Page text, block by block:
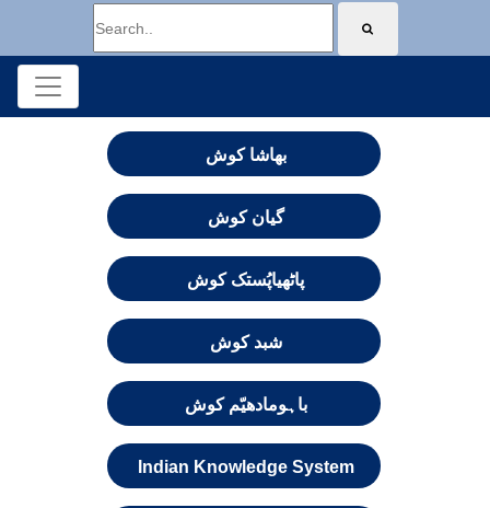
بھاشا کوش
گیان کوش
پاٹھیاپُستک کوش
شبد کوش
باہومادھیّم کوش
Indian Knowledge System